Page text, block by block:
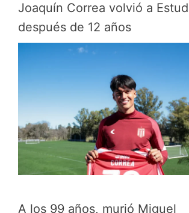
Joaquín Correa volvió a
después de 12 años
A los 99 años, murió Miguel